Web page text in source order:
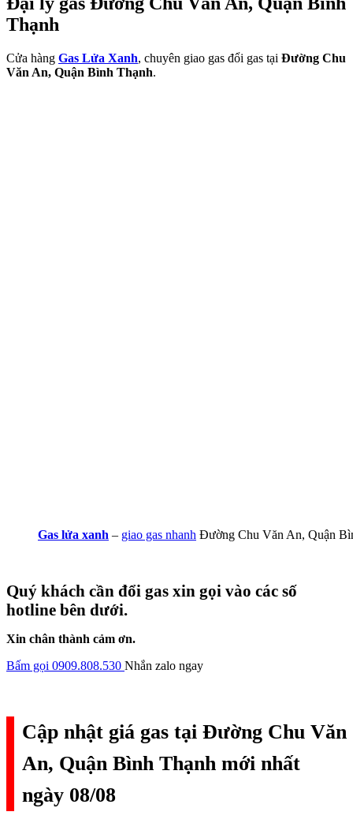
Thạnh
Cửa hàng Gas Lửa Xanh, chuyên giao gas đổi gas tại Đường Chu
Văn An, Quận Bình Thạnh.
Gas lửa xanh – giao gas nhanh Đường Chu Văn An, Quận
Quý khách cần đổi gas xin gọi vào các số
hotline bên dưới.
Xin chân thành cảm ơn.
Bấm gọi 0909.808.530 Nhắn zalo ngay
Cập nhật giá gas tại Đường Chu Văn
An, Quận Bình Thạnh mới nhất
ngày 08/08